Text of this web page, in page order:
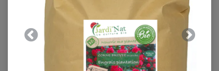
Précedent Suivant